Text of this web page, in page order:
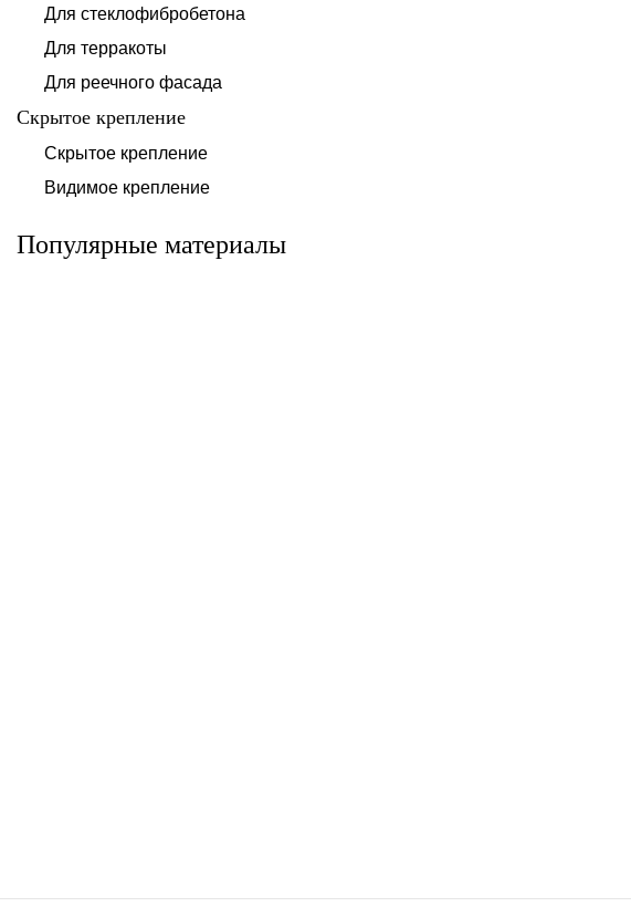
Для стеклофибробетона
Для терракоты
Для реечного фасада
Скрытое крепление
Скрытое крепление
Видимое крепление
Популярные материалы
Система для
облицовки
клинкерными
плитками «под
Альтернатива
Альтернатива